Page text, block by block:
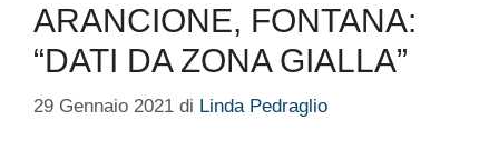
ARANCIONE, FONTANA:
“DATI DA ZONA GIALLA”
29 Gennaio 2021 di Linda Pedraglio